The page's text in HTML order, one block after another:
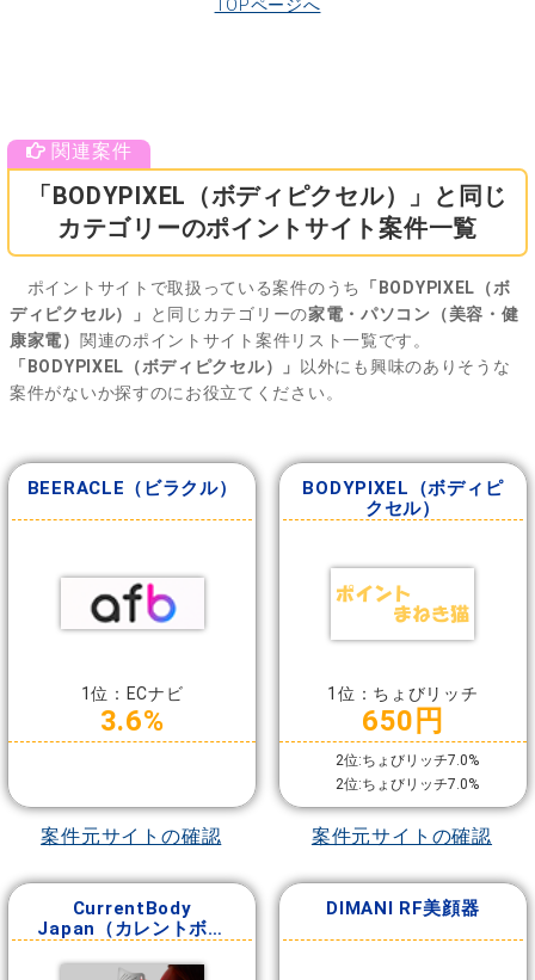
TOPページへ
「BODYPIXEL（ボディピクセル）」と同じ
カテゴリーのポイントサイト案件一覧
ポイントサイトで取扱っている案件のうち
「BODYPIXEL（ボ
ディピクセル）」
と同じカテゴリーの家電・パソコン（美容・健
康家電） 関連のポイントサイト案件リスト一覧です。
「BODYPIXEL（ボディピクセル）」
以外にも興味のありそうな
案件がないか探すのにお役立てください。
BEERACLE（ビラクル）
1位：ECナビ
3.6%
案件元サイトの確認
BODYPIXEL（ボディピ
クセル）
1位：ちょびリッチ
650円
2位:ちょびリッチ7.0%
2位:ちょびリッチ7.0%
案件元サイトの確認
CurrentBody
Japan（カレントボデ
DIMANI RF美顔器